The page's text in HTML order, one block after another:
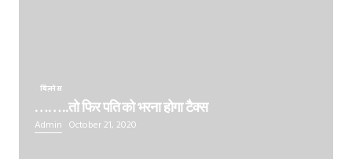
बिज़नेस
……..तो फिर पति को भरना होगा टैक्स
Admin October 21, 2020